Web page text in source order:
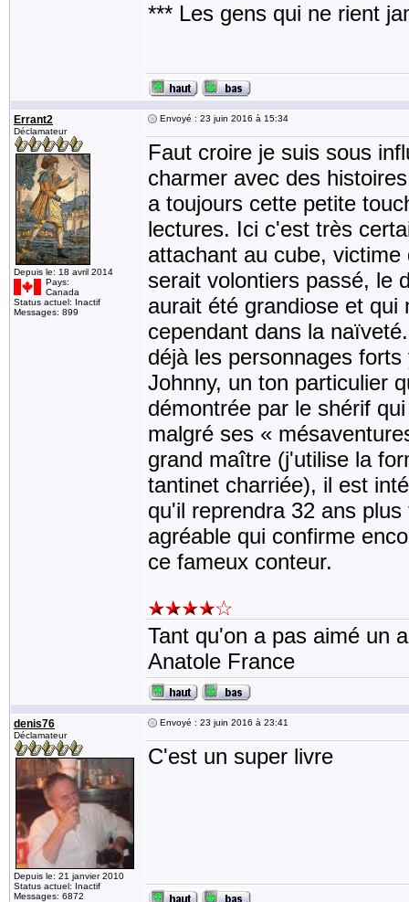
*** Les gens qui ne rient
Errant2
Déclamateur
Depuis le: 18 avril 2014
Pays:
Canada
Status actuel: Inactif
Messages: 899
Envoyé : 23 juin 2016 à 15:34
Faut croire je suis sous
charmer avec des
a toujours cette petite
lectures. Ici c'est très
attachant au cube,
serait volontiers passé, le
aurait été grandiose et
cependant dans la
déjà les personnages
Johnny, un ton particulier
démontrée par le shérif
malgré ses «
grand maître (j'utilise la
tantinet charriée), il est
qu'il reprendra 32 ans
agréable qui confirme
ce fameux conteur.
Tant qu'on a pas aimé un
Anatole France
denis76
Déclamateur
Depuis le: 21 janvier 2010
Status actuel: Inactif
Messages: 6872
Envoyé : 23 juin 2016 à 23:41
C'est un super livre